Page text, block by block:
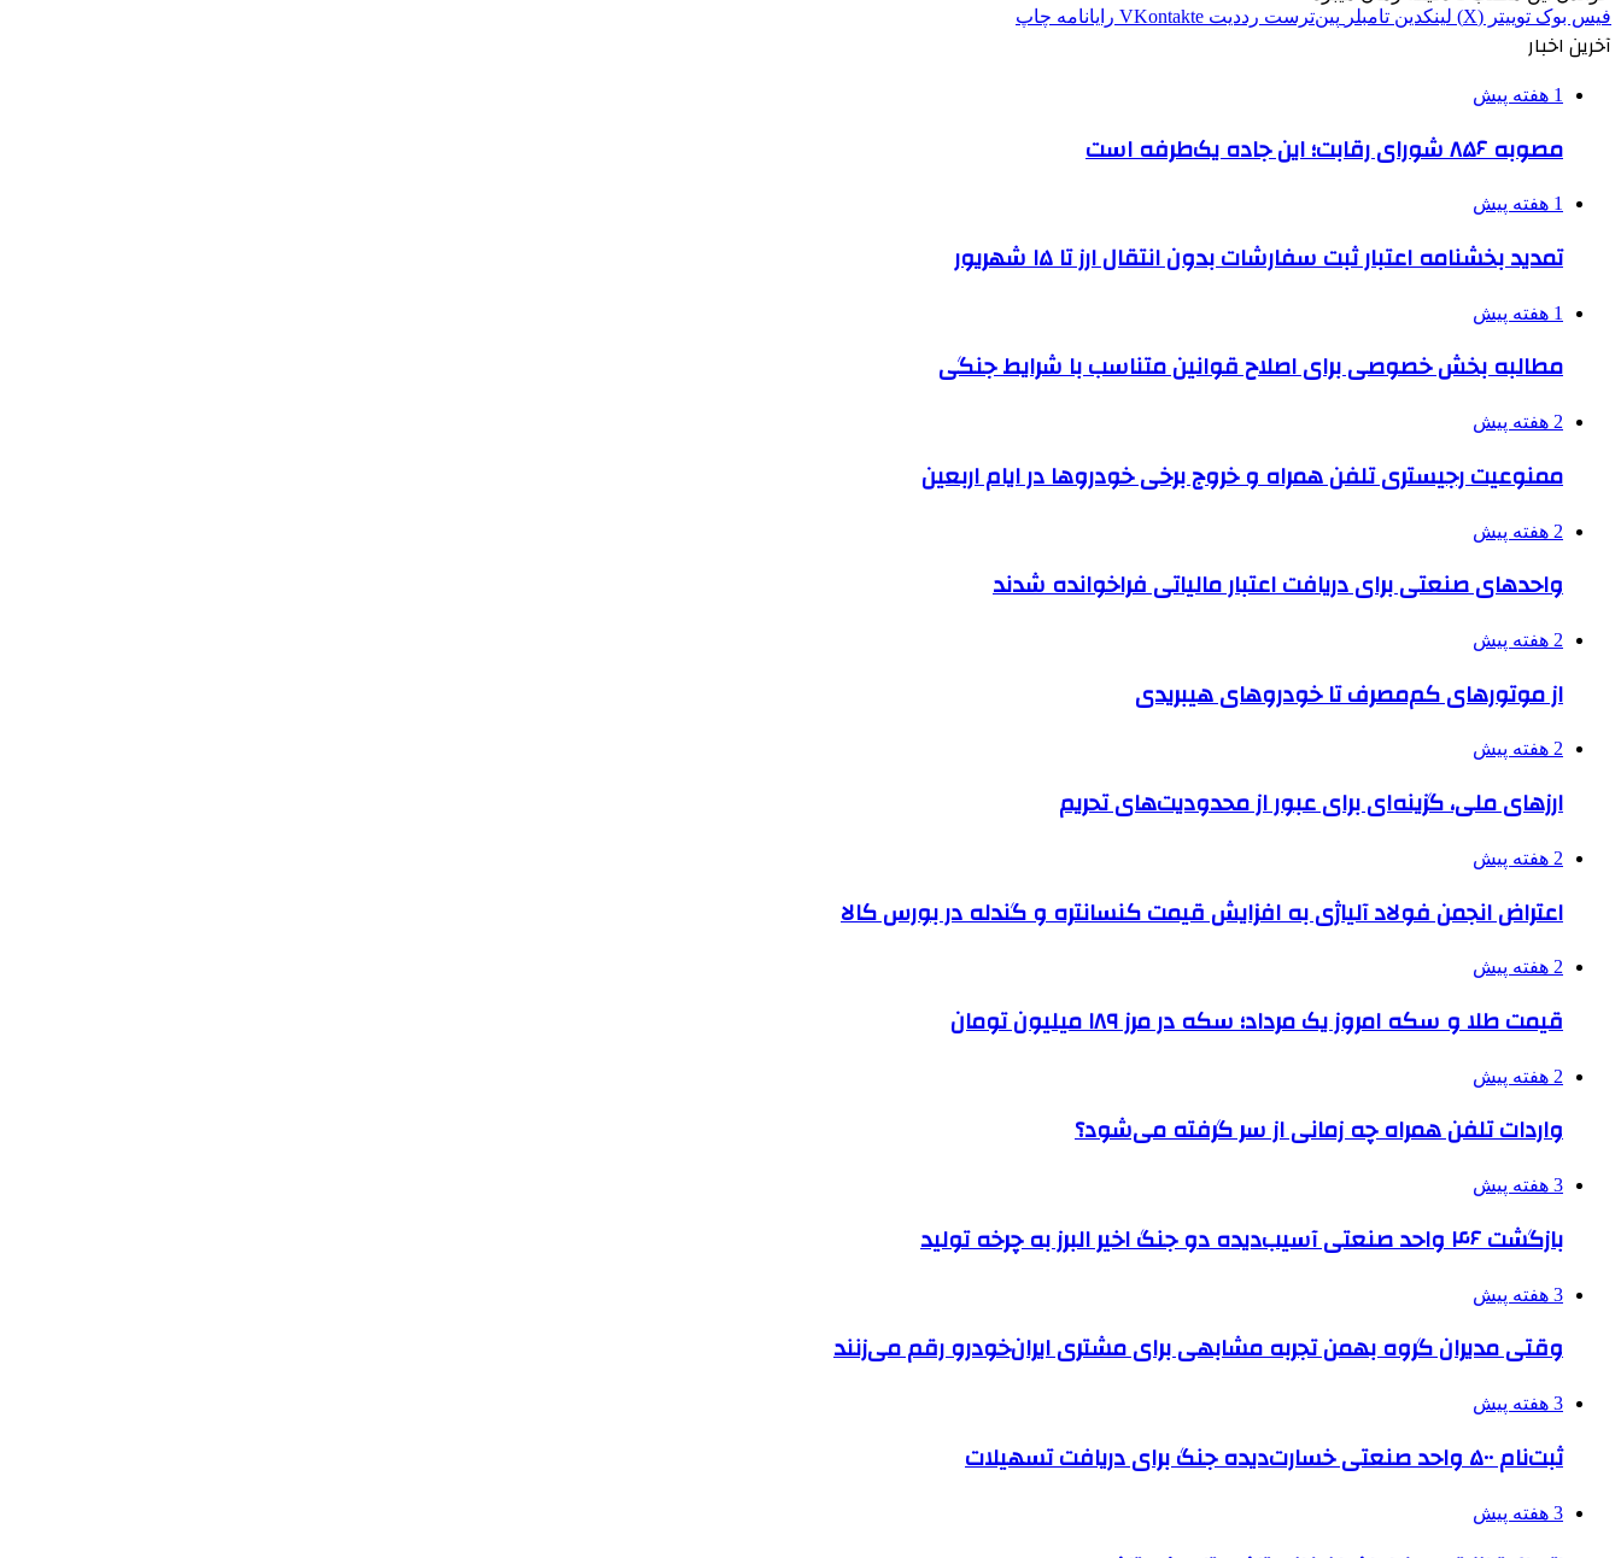
فیس بوک توییتر (X) لینکدین ‫تامبلر ‫پین‌ترست ‫رددیت ‫VKontakte رایانامه چاپ
آخرین اخبار
1 هفته پیش
مصوبه ۸۵۶ شورای رقابت؛ این جاده یک‌طرفه است
1 هفته پیش
تمدید بخشنامه اعتبار ثبت سفارشات بدون انتقال ارز تا ۱۵ شهریور
1 هفته پیش
مطالبه بخش خصوصی برای اصلاح قوانین متناسب با شرایط جنگی
2 هفته پیش
ممنوعیت رجیستری تلفن همراه و خروج برخی خودروها در ایام اربعین
2 هفته پیش
واحدهای صنعتی برای دریافت اعتبار مالیاتی فراخوانده شدند
2 هفته پیش
از موتورهای کم‌مصرف تا خودروهای هیبریدی
2 هفته پیش
ارزهای ملی، گزینه‌ای برای عبور از محدودیت‌های تحریم
2 هفته پیش
اعتراض انجمن فولاد آلیاژی به افزایش قیمت کنسانتره و گندله در بورس کالا
2 هفته پیش
قیمت طلا و سکه امروز یک مرداد؛ سکه در مرز ۱۸۹ میلیون تومان
2 هفته پیش
واردات تلفن همراه چه زمانی از سر گرفته می‌شود؟
3 هفته پیش
بازگشت ۴۶ واحد صنعتی آسیب‌دیده دو جنگ اخیر البرز به چرخه تولید
3 هفته پیش
وقتی مدیران گروه بهمن تجربه مشابهی برای مشتری ایران‌خودرو رقم می‌زنند
3 هفته پیش
ثبت‌نام ۵۰۰ واحد صنعتی خسارت‌دیده جنگ برای دریافت تسهیلات
3 هفته پیش